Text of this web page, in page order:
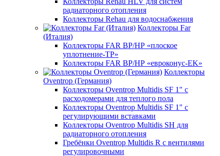
радиаторного отопления
Коллекторы Rehau для водоснабжения
Коллекторы Far
(Италия)
Коллекторы FAR ВР/НР «плоское
уплотнение-TP»
Коллекторы FAR ВР/НР «евроконус-EK»
Коллекторы
Oventrop (Германия)
Коллекторы Oventrop Multidis SF 1" с
расходомерами для теплого пола
Коллекторы Oventrop Multidis SF 1" с
регулирующими вставками
Коллекторы Oventrop Multidis SH для
радиаторного отопления
Гребёнки Oventrop Multidis R с вентилями
регулировочными